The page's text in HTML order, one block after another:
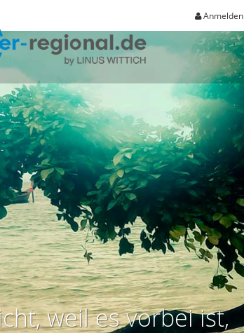
Anmelden
weil es vorbei ist,